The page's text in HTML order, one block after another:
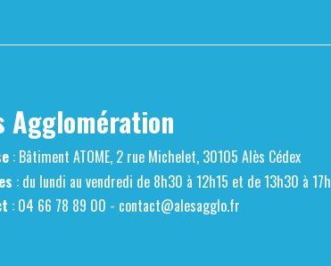
Agglomération
: Bâtiment ATOME, 2 rue Michelet, 30105 Alès Cédex
: du lundi au vendredi de 8h30 à 12h15 et de 13h30 à 17h
: 04 66 78 89 00 - contact@alesagglo.fr